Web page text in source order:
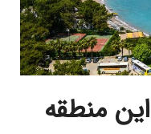
منطقه